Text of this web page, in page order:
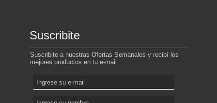
Suscribite
Suscribite a nuestras Ofertas Semanales y recibí los
mejores productos en tu e-mail